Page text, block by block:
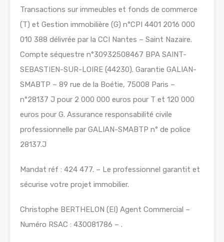
Transactions sur immeubles et fonds de commerce
(T) et Gestion immobilière (G) n°CPI 4401 2016 000
010 388 délivrée par la CCI Nantes – Saint Nazaire.
Compte séquestre n°30932508467 BPA SAINT-
SEBASTIEN-SUR-LOIRE (44230). Garantie GALIAN-
SMABTP – 89 rue de la Boétie, 75008 Paris –
n°28137 J pour 2 000 000 euros pour T et 120 000
euros pour G. Assurance responsabilité civile
professionnelle par GALIAN-SMABTP n° de police
28137.J
Mandat réf : 424 477. – Le professionnel garantit et
sécurise votre projet immobilier.
Christophe BERTHELON (EI) Agent Commercial –
Numéro RSAC : 430081786 – .